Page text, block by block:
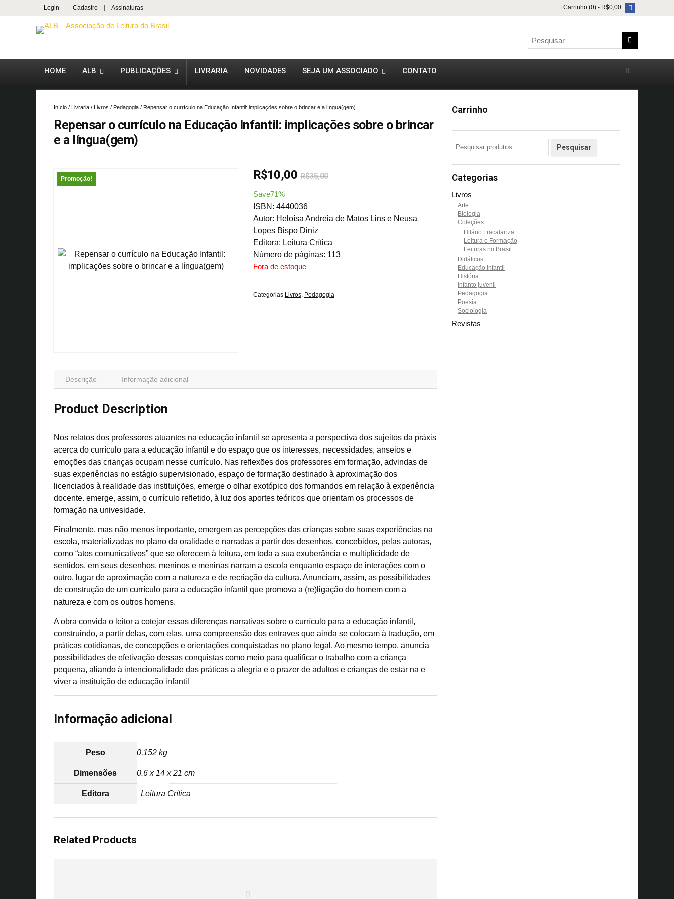
Login Cadastro Assinaturas Carrinho (0) - R$0,00
HOME ALB PUBLICAÇÕES LIVRARIA NOVIDADES SEJA UM ASSOCIADO CONTATO
Início / Livraria / Livros / Pedagogia / Repensar o currículo na Educação Infantil: implicações sobre o brincar e a língua(gem)
Repensar o currículo na Educação Infantil: implicações sobre o brincar
e a língua(gem)
Promoção! R$35,00
R$10,00
Save71%
ISBN: 4440036
Autor: Heloísa Andreia de Matos Lins e Neusa
Lopes Bispo Diniz
Editora: Leitura Crítica
Número de páginas: 113
Fora de estoque
Categorias Livros, Pedagogia
Descrição Informação adicional
Product Description
Nos relatos dos professores atuantes na educação infantil se apresenta a perspectiva dos sujeitos da práxis
acerca do currículo para a educação infantil e do espaço que os interesses, necessidades, anseios e
emoções das crianças ocupam nesse currículo. Nas reflexões dos professores em formação, advindas de
suas experiências no estágio supervisionado, espaço de formação destinado à aproximação dos
licenciados à realidade das instituições, emerge o olhar exotópico dos formandos em relação à experiência
docente. emerge, assim, o currículo refletido, à luz dos aportes teóricos que orientam os processos de
formação na univesidade.
Finalmente, mas não menos importante, emergem as percepções das crianças sobre suas experiências na
escola, materializadas no plano da oralidade e narradas a partir dos desenhos, concebidos, pelas autoras,
como “atos comunicativos” que se oferecem à leitura, em toda a sua exuberância e multiplicidade de
sentidos. em seus desenhos, meninos e meninas narram a escola enquanto espaço de interações com o
outro, lugar de aproximação com a natureza e de recriação da cultura. Anunciam, assim, as possibilidades
de construção de um currículo para a educação infantil que promova a (re)ligação do homem com a
natureza e com os outros homens.
A obra convida o leitor a cotejar essas diferenças narrativas sobre o currículo para a educação infantil,
construindo, a partir delas, com elas, uma compreensão dos entraves que ainda se colocam à tradução, em
práticas cotidianas, de concepções e orientações conquistadas no plano legal. Ao mesmo tempo, anuncia
possibilidades de efetivação dessas conquistas como meio para qualificar o trabalho com a criança
pequena, aliando à intencionalidade das práticas a alegria e o prazer de adultos e crianças de estar na e
viver a instituição de educação infantil
Informação adicional
Peso 0.152 kg
Dimensões 0.6 x 14 x 21 cm
Editora Leitura Crítica
Related Products
Carrinho
Categorias
Livros
Arte
Biologia
Coleções
Hilário Fracalanza
Leitura e Formação
Leituras no Brasil
Didáticos
Educação Infantil
História
Infanto juvenil
Pedagogia
Poesia
Sociologia
Revistas